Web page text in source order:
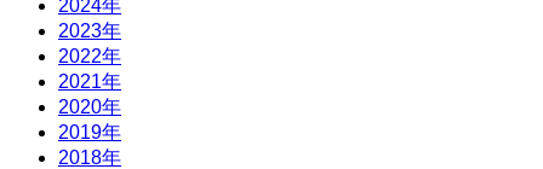
2024年
2023年
2022年
2021年
2020年
2019年
2018年